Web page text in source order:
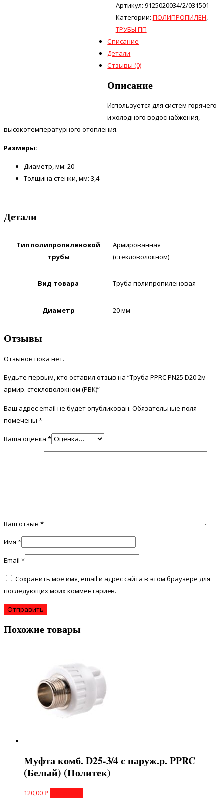
Артикул: 9125020034/2/031501
Категории: ПОЛИПРОПИЛЕН,
ТРУБЫ ПП
Описание
Детали
Отзывы (0)
Описание
Используется для систем горячего
и холодного водоснабжения,
высокотемпературного отопления.
Размеры:
Диаметр, мм: 20
Толщина стенки, мм: 3,4
Детали
Тип полипропиленовой
трубы
Армированная
(стекловолокном)
Вид товара Труба полипропиленовая
Диаметр 20 мм
Отзывы
Отзывов пока нет.
Будьте первым, кто оставил отзыв на “Труба PPRC PN25 D20 2м
армир. стекловолокном (РВК)”
Ваш адрес email не будет опубликован. Обязательные поля
помечены *
Ваша оценка *
Ваш отзыв *
Имя *
Email *
Сохранить моё имя, email и адрес сайта в этом браузере для
последующих моих комментариев.
Похожие товары
Муфта комб. D25-3/4 с наруж.р. PPRC
(Белый) (Политек)
120,00₽